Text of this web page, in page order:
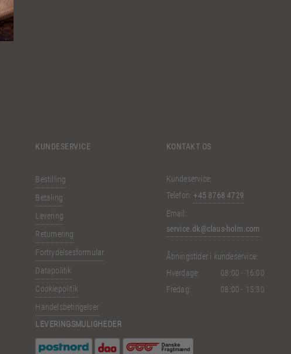
KUNDESERVICE
Bestilling
Betaling
Levering
Returnering
Fortrydelsesformular
Datapolitik
Cookiepolitik
Handelsbetingelser
KONTAKT OS
Kundeservice:
Telefon: +45 8768 4729
Email:
service.dk@claus-holm.com
Åbningstider i kundeservice:
Hverdage:
08:00 - 16:00
Fredag:
08:00 - 15:30
LEVERINGSMULIGHEDER